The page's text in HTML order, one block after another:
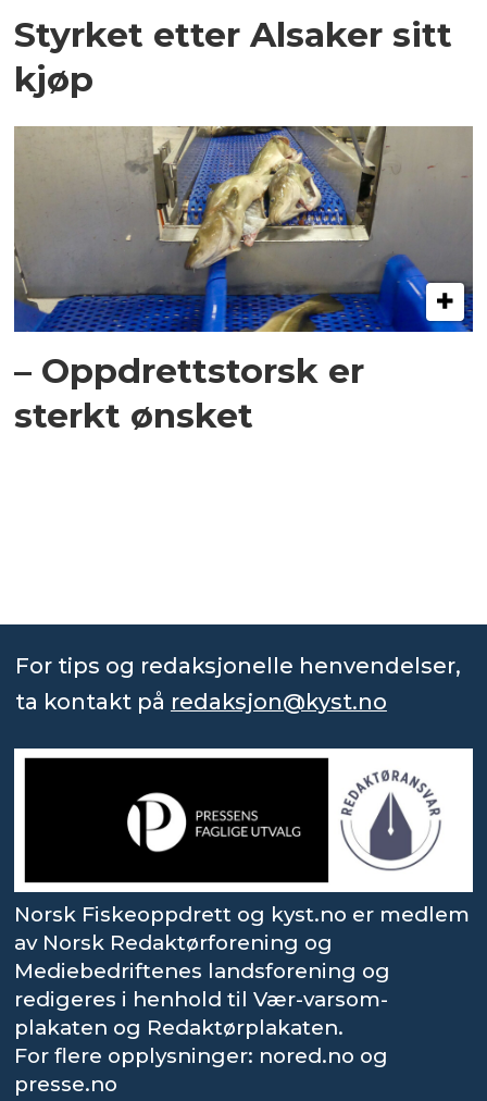
Styrket etter Alsaker sitt
kjøp
– Oppdrettstorsk er
sterkt ønsket
For tips og redaksjonelle henvendelser,
ta kontakt på redaksjon@kyst.no
Norsk Fiskeoppdrett og kyst.no er medlem
av Norsk Redaktørforening og
Mediebedriftenes landsforening og
redigeres i henhold til Vær-varsom-
plakaten og Redaktørplakaten.
For flere opplysninger: nored.no og
presse.no